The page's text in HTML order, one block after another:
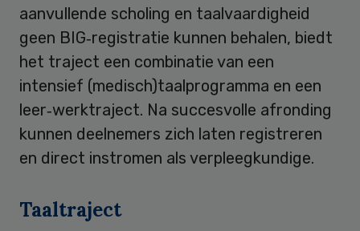
aanvullende scholing en taalvaardigheid
geen BIG‑registratie kunnen behalen, biedt
het traject een combinatie van een
intensief (medisch)taalprogramma en een
leer‑werktraject. Na succesvolle afronding
kunnen deelnemers zich laten registreren
en direct instromen als verpleegkundige.
Taaltraject